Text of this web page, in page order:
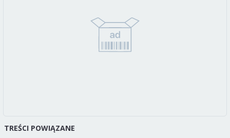
TREŚCI POWIĄZANE